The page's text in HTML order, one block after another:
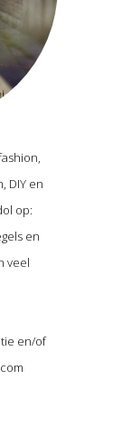
DIY en
op:
en
veel
en/of